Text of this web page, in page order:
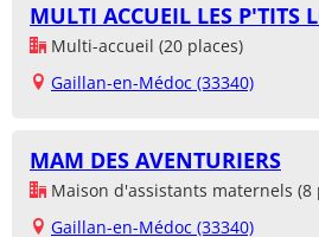
MULTI ACCUEIL LES P'TITS
Multi-accueil (20 places)
Gaillan-en-Médoc (33340)
MAM DES AVENTURIERS
Maison d'assistants maternels (8
Gaillan-en-Médoc (33340)